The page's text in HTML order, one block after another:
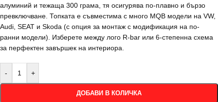
алуминий и тежаща 300 грама, тя осигурява по-плавно и бързо
превключване. Топката е съвместима с много MQB модели на VW,
Audi, SEAT и Skoda (с опция за монтаж с модификация на по-
ранни модели). Изберете между лого R-bar или 6-степенна схема
за перфектен завършек на интериора.
- +
ДОБАВИ В КОЛИЧКА